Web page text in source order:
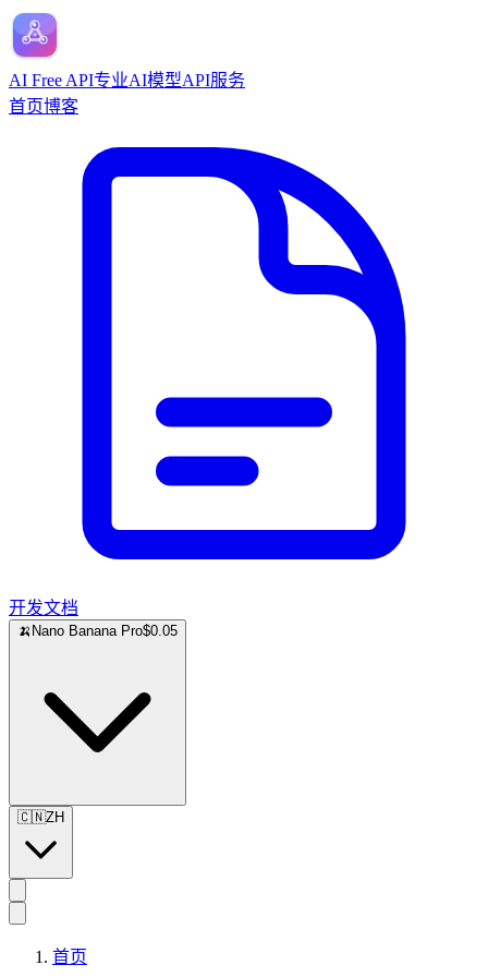
AI Free API专业AI模型API服务
首页博客
开发文档
🍌 Nano Banana Pro$0.05
🇨🇳ZH
首页